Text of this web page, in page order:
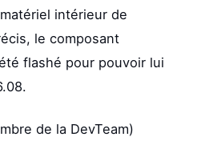
intérieur de
le composant
flashé pour pouvoir lui
de la DevTeam)